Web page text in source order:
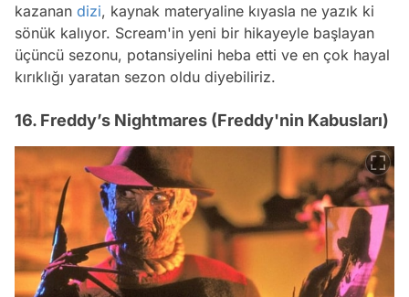
kazanan dizi, kaynak materyaline kıyasla ne yazık ki
sönük kalıyor. Scream'in yeni bir hikayeyle başlayan
üçüncü sezonu, potansiyelini heba etti ve en çok hayal
kırıklığı yaratan sezon oldu diyebiliriz.
16. Freddy’s Nightmares (Freddy'nin Kabusları)